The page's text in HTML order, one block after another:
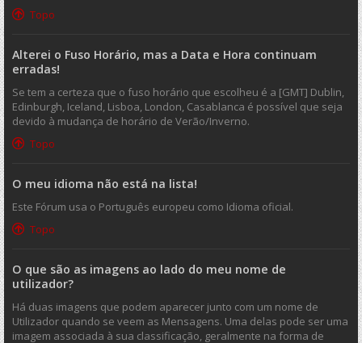
Topo
Alterei o Fuso Horário, mas a Data e Hora continuam
erradas!
Se tem a certeza que o fuso horário que escolheu é a [GMT] Dublin,
Edinburgh, Iceland, Lisboa, London, Casablanca é possível que seja
devido à mudança de horário de Verão/Inverno.
Topo
O meu idioma não está na lista!
Este Fórum usa o Português europeu como Idioma oficial.
Topo
O que são as imagens ao lado do meu nome de
utilizador?
Há duas imagens que podem aparecer junto com um nome de
Utilizador quando se veem as Mensagens. Uma delas pode ser uma
imagem associada à sua classificação, geralmente na forma de